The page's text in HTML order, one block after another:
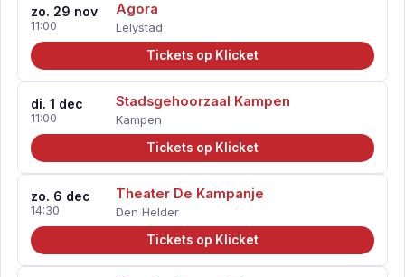
zo. 29 nov
11:00
Agora
Lelystad
Tickets op Klicket
di. 1 dec
11:00
Stadsgehoorzaal Kampen
Kampen
Tickets op Klicket
zo. 6 dec
14:30
Theater De Kampanje
Den Helder
Tickets op Klicket